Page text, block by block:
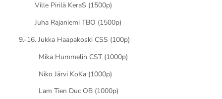
Ville Pirilä KeraS (1500p)
Juha Rajaniemi TBO (1500p)
9.-16. Jukka Haapakoski CSS (100p)
Mika Hummelin CST (1000p)
Niko Järvi KoKa (1000p)
Lam Tien Duc OB (1000p)